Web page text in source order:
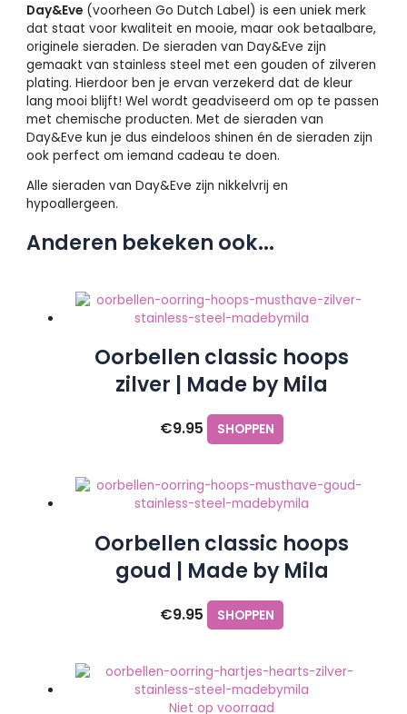
Day&Eve (voorheen Go Dutch Label) is een uniek merk
dat staat voor kwaliteit en mooie, maar ook betaalbare,
originele sieraden. De sieraden van Day&Eve zijn
gemaakt van stainless steel met een gouden of zilveren
plating. Hierdoor ben je ervan verzekerd dat de kleur
lang mooi blijft! Wel wordt geadviseerd om op te passen
met chemische producten. Met de sieraden van
Day&Eve kun je dus eindeloos shinen én de sieraden zijn
ook perfect om iemand cadeau te doen.
Alle sieraden van Day&Eve zijn nikkelvrij en
hypoallergeen.
Anderen bekeken ook...
Oorbellen classic hoops
zilver | Made by Mila
€9.95 SHOPPEN
Oorbellen classic hoops
goud | Made by Mila
€9.95 SHOPPEN
Niet op voorraad